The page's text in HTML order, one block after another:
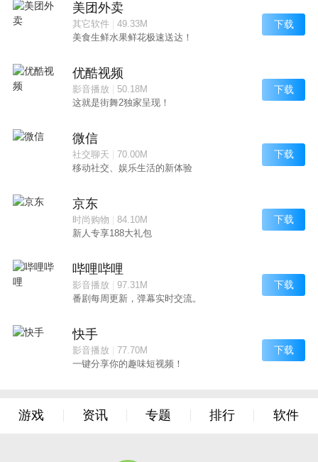
美团外卖
其它软件| 49.33M
美食生鲜水果鲜花极速送达！
下载
优酷视频
影音播放
50.18M
这就是街舞2独家呈现！
下载
微信
社交聊天
70.00M
移动社交、娱乐生活的新体验
下载
京东
时尚购物
84.10M
新人专享188大礼包
下载
哔哩哔哩
影音播放
97.31M
番剧每周更新，弹幕实时交流。
下载
快手
影音播放
77.70M
一键分享你的趣味短视频！
下载
游戏 资讯 专题 排行 软件